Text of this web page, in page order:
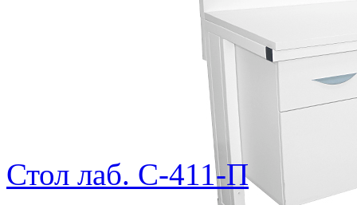
Стол лаб. С-411-П